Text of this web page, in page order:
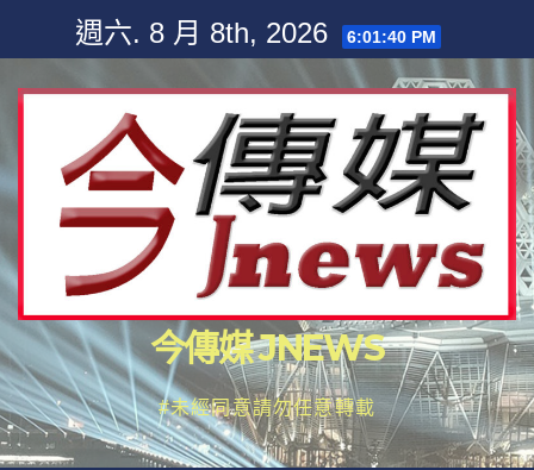
content
週六. 8 月 8th, 2026 6:01:42 PM
今傳媒 JNEWS
#未經同意請勿任意轉載